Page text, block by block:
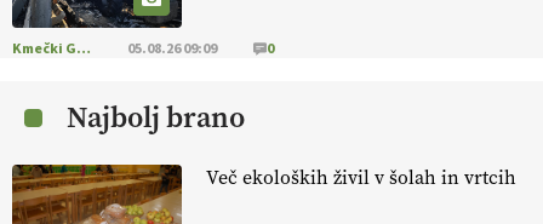
KMETIJSKA LIGA PRVAKOV: UKRAJINA vs.
EVROPA
EKOloško = logično: ekološka kmetija
EKOloško = logično: VLOG Okus je
Kmečki Glas 05.08.26 09:09 0
Najbolj brano
Več ekoloških živil v šolah in vrtcih